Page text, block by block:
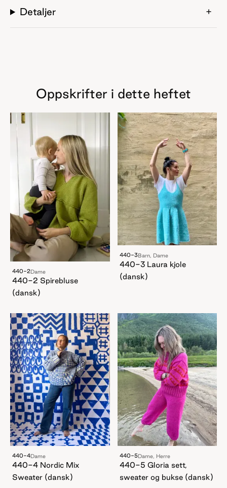
Erikstad bak Stine Erikstad Knitwear og Tonje Hodne
Detaljer
Oppskrifter i dette heftet
440-2Dame
440-2 Spirebluse
(dansk)
440-3Barn, Dame
440-3 Laura kjole
(dansk)
440-4Dame
440-4 Nordic Mix
Sweater (dansk)
440-5Dame, Herre
440-5 Gloria sett,
sweater og bukse (dansk)